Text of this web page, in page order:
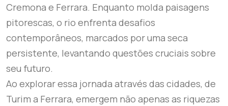
Cremona e Ferrara. Enquanto molda paisagens
pitorescas, o rio enfrenta desafios
contemporâneos, marcados por uma seca
persistente, levantando questões cruciais sobre
seu futuro.
Ao explorar essa jornada através das cidades, de
Turim a Ferrara, emergem não apenas as riquezas